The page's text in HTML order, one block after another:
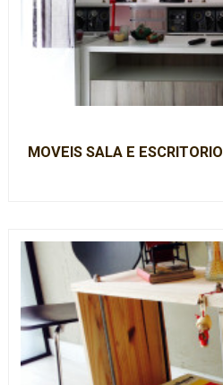
MOVEIS SALA E ESCRITORIO